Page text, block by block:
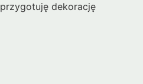
dekorację